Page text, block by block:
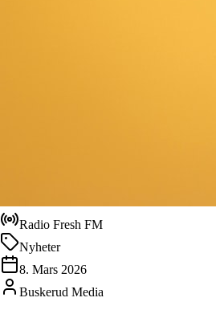
Radio Fresh FM
Nyheter
8. Mars 2026
Buskerud Media